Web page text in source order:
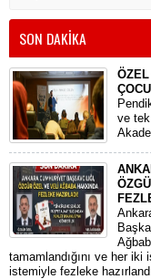
SON DAKİKA
ve
tamamlandığını ve her iki
istemiyle fezleke